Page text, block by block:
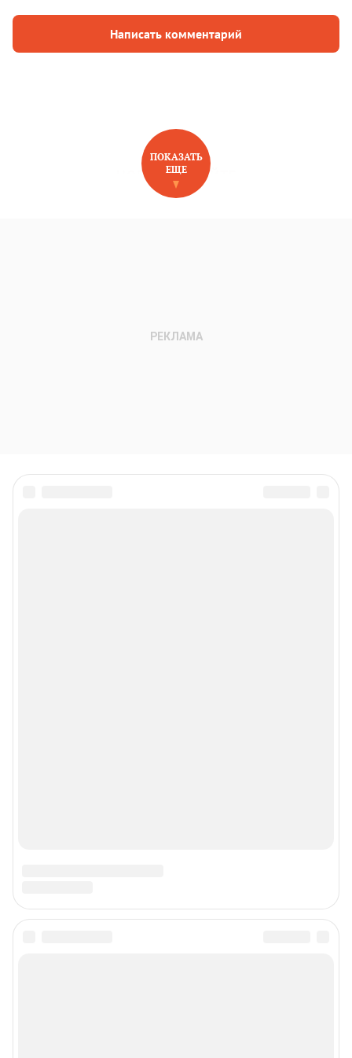
Написать комментарий
НОВОЕ НА САЙТЕ
ПОКАЗАТЬ
ЕЩЕ